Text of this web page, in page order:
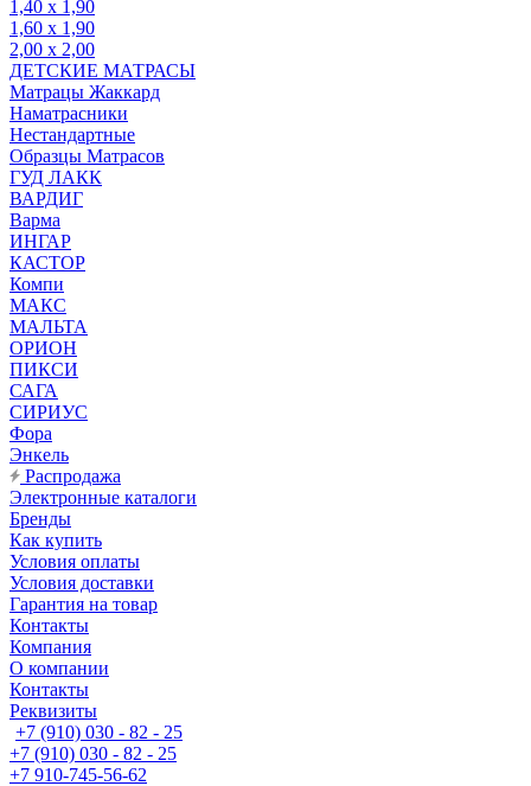
1,40 х 1,90
1,60 х 1,90
2,00 х 2,00
ДЕТСКИЕ МАТРАСЫ
Матрацы Жаккард
Наматрасники
Нестандартные
Образцы Матрасов
ГУД ЛАКК
ВАРДИГ
Варма
ИНГАР
КАСТОР
Компи
МАКС
МАЛЬТА
ОРИОН
ПИКСИ
САГА
СИРИУС
Фора
Энкель
Распродажа
Электронные каталоги
Бренды
Как купить
Условия оплаты
Условия доставки
Гарантия на товар
Контакты
Компания
О компании
Контакты
Реквизиты
+7 (910) 030 - 82 - 25
+7 (910) 030 - 82 - 25
+7 910-745-56-62